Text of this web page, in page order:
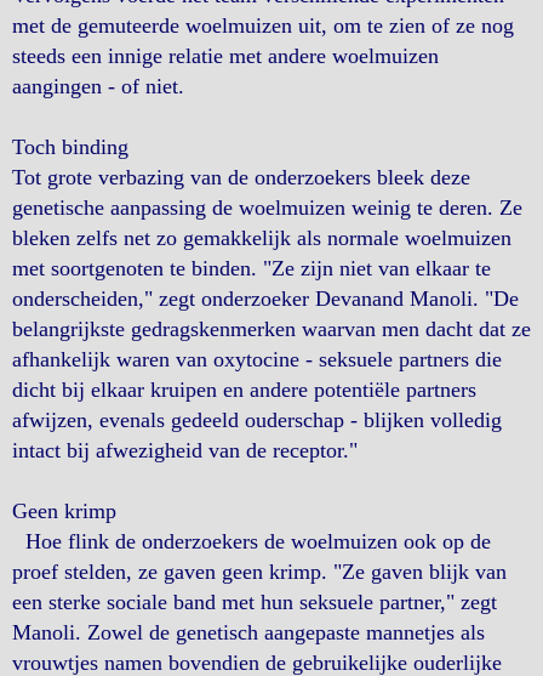
met de gemuteerde woelmuizen uit, om te zien of ze nog
steeds een innige relatie met andere woelmuizen
aangingen - of niet.
Toch binding
Tot grote verbazing van de onderzoekers bleek deze
genetische aanpassing de woelmuizen weinig te deren. Ze
bleken zelfs net zo gemakkelijk als normale woelmuizen
met soortgenoten te binden. "Ze zijn niet van elkaar te
onderscheiden," zegt onderzoeker Devanand Manoli. "De
belangrijkste gedragskenmerken waarvan men dacht dat ze
afhankelijk waren van oxytocine - seksuele partners die
dicht bij elkaar kruipen en andere potentiële partners
afwijzen, evenals gedeeld ouderschap - blijken volledig
intact bij afwezigheid van de receptor."
Geen krimp
Hoe flink de onderzoekers de woelmuizen ook op de
proef stelden, ze gaven geen krimp. "Ze gaven blijk van
een sterke sociale band met hun seksuele partner," zegt
Manoli. Zowel de genetisch aangepaste mannetjes als
vrouwtjes namen bovendien de gebruikelijke ouderlijke